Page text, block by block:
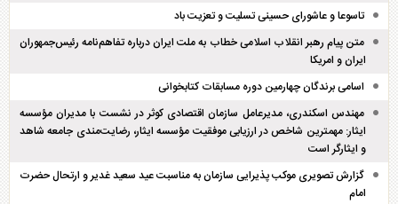
تاسوعا و عاشورای حسینی تسلیت و تعزیت باد
متن پیام رهبر انقلاب اسلامی خطاب به ملت ایران درباره تفاهم‌نامه رئیس‌جمهوران
ایران و امریکا
اسامی برندگان چهارمین دوره مسابقات کتابخوانی
مهندس اسکندری، مدیرعامل سازمان اقتصادی کوثر در نشست با مدیران مؤسسه
ایثار: مهمترین شاخص در ارزیابی موفقیت مؤسسه ایثار، رضایت‌مندی جامعه شاهد
و ایثارگر است
گزارش تصویری موکب پذیرایی سازمان به مناسبت عید سعید غدیر و ارتحال حضرت
امام